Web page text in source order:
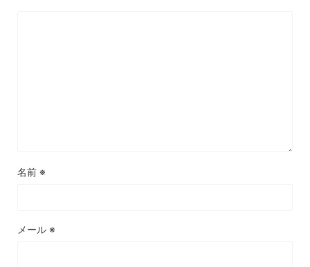
名前 ※
メール ※